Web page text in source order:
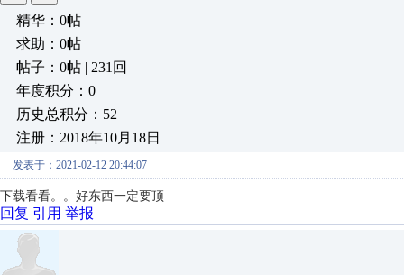
精华：0帖
求助：0帖
帖子：0帖 | 231回
年度积分：0
历史总积分：52
注册：2018年10月18日
发表于：2021-02-12 20:44:07
下载看看。。好东西一定要顶
回复 引用 举报